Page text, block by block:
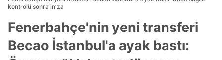
kontrolü sonra imza
Fenerbahçe'nin yeni transferi
Becao İstanbul'a ayak bastı: